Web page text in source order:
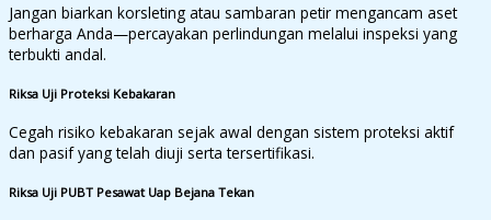
Jangan biarkan korsleting atau sambaran petir mengancam aset
berharga Anda—percayakan perlindungan melalui inspeksi yang
terbukti andal.
Riksa Uji Proteksi Kebakaran
Cegah risiko kebakaran sejak awal dengan sistem proteksi aktif
dan pasif yang telah diuji serta tersertifikasi.
Riksa Uji PUBT Pesawat Uap Bejana Tekan